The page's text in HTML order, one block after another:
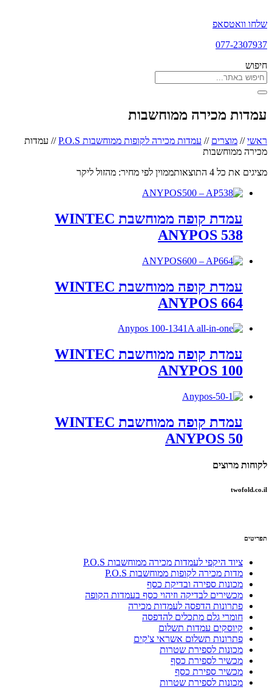
שלחו וואטסאפ
077-2307937
חיפוש
עמדות מכירה ממוחשבות
ראשי// מוצרים // עמדות מכירה לקופות ממוחשבות P.O.S // עמדות
מכירה ממוחשבות
מציגים את כל ⁦4⁩ התוצאות
ממוין לפי מחיר: מהזול ליקר
עמדת קופה ממוחשבת WINTEC
ANYPOS 538
עמדת קופה ממוחשבת WINTEC
ANYPOS 664
עמדת קופה ממוחשבת WINTEC
ANYPOS 100
עמדת קופה ממוחשבת WINTEC
ANYPOS 50
לקוחות מרוצים
twofold.co.il
תפריטים
ציוד היקפי לעמדות מכירה ממוחשבות P.O.S
מדות מכירה לקופות ממוחשבות P.O.S
מכונות ספירה ובדיקת כסף
מכשירים לבדיקה וזיהוי כסף בעמדות הקופה
פתרונות הדפסה לעמדות מכירה
חומרי גלם מתכלים להדפסה
קיוסקים עמדות תשלום
פתרונות תשלום אשראי צ'קים
מכונות לספירת שטרות
מכשיר לספירת כסף
מכשיר ספירת כסף
מכונות לספירת שטרות